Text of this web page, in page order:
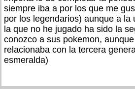
siempre iba a por los que me
por los legendarios) aunque a la
la que no he jugado ha sido la
conozco a sus pokemon,
relacionaba con la tercera
esmeralda)